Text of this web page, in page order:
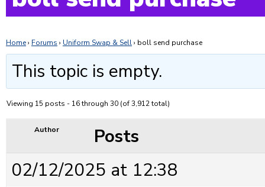
Home› Forums › Uniform Swap & Sell› boll send purchase
This topic is empty.
Viewing 15 posts - 16 through 30 (of 3,912 total)
Author
Posts
02/12/2025 at 12:38